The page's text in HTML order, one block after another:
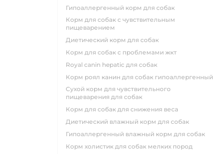
гипоаллергенный корм для собак
корм для собак с чувствительным
пищеварением
диетический корм для собак
корм для собак с проблемами жкт
royal canin hepatic для собак
корм роял канин для собак гипоаллергенный
сухой корм для чувствительного
пищеварения для собак
корм для собак для снижения веса
диетический влажный корм для собак
гипоаллергенный влажный корм для собак
корм холистик для собак мелких пород